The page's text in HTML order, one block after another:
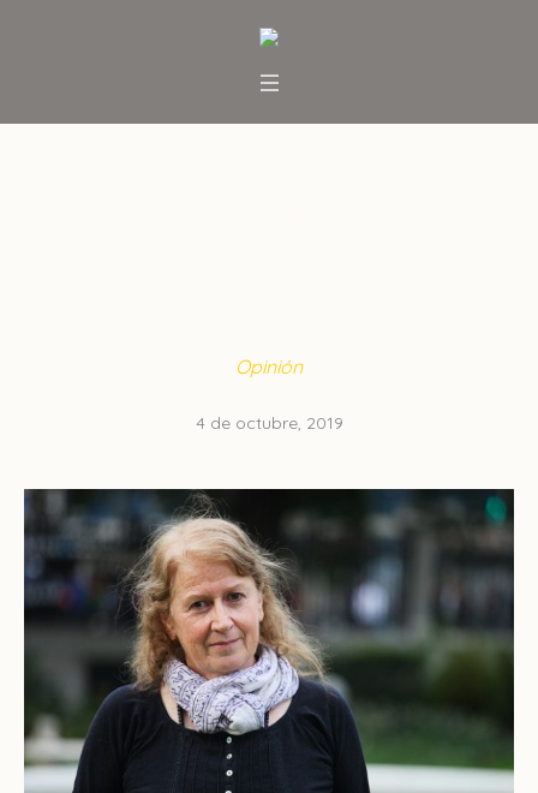
Opinión
4 de octubre, 2019